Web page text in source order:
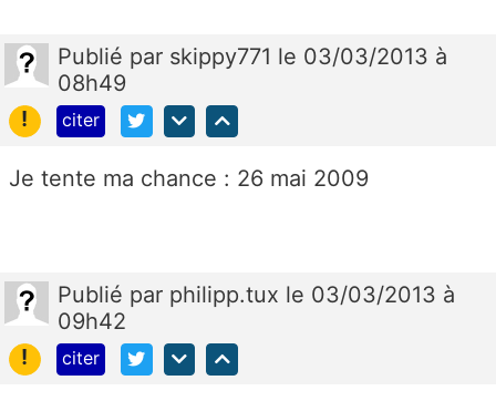
Publié par skippy771 le 03/03/2013 à
08h49
!
citer
Je tente ma chance : 26 mai 2009
Publié par philipp.tux le 03/03/2013 à
09h42
!
citer